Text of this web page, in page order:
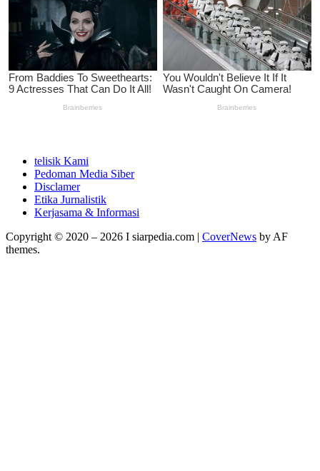
telisik Kami
Pedoman Media Siber
Disclamer
Etika Jurnalistik
Kerjasama & Informasi
Copyright © 2020 – 2026 I siarpedia.com | CoverNews by AF
themes.